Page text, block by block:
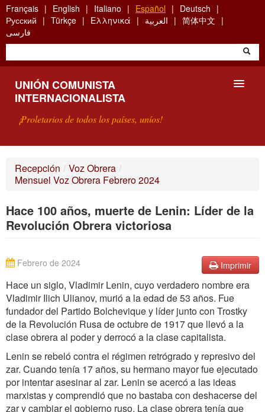
Skip
to
main
content
Français English Italiano Español
Deutsch
Русский
Türkçe Ελληνικά العربية
简体中文
فارسی
UNIÓN COMUNISTA
INTERNACIONALISTA
¡Proletarios de todos los países, uníos!
¿QUÉ ES LA UCI?
BÚSQUEDA
Recepción / Voz Obrera /
Mensuel Voz Obrera Febrero 2024
Hace 100 años, muerte de Lenin: Líder de la
Revolución Obrera victoriosa
Imprimir
Febrero de 2024
Hace un siglo, Vladimir Lenin, cuyo verdadero nombre era
Vladimir Ilich Ulianov, murió a la edad de 53 años. Fue
fundador del Partido Bolchevique y líder junto con Trostky
de la Revolución Rusa de octubre de 1917 que llevó a la
clase obrera al poder y derrocó a la clase capitalista.
Lenin se rebeló contra el régimen retrógrado y represivo del
zar. Cuando tenía 17 años, su hermano mayor fue ejecutado
por intentar asesinar al zar. Lenin se acercó a las ideas
marxistas y comprendió que no bastaba con deshacerse del
zar y cambiar el gobierno ruso. La clase obrera tenía que